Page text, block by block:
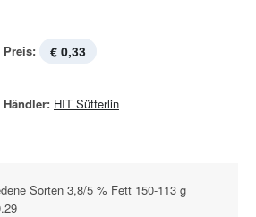
Preis: € 0,33
Händler: HIT Sütterlin
Sorten 3,8/5 % Fett 150-113 g